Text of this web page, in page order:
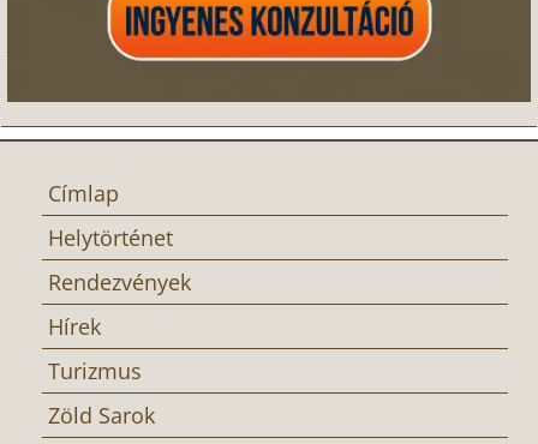
Címlap
Helytörténet
Rendezvények
Hírek
Turizmus
Zöld Sarok